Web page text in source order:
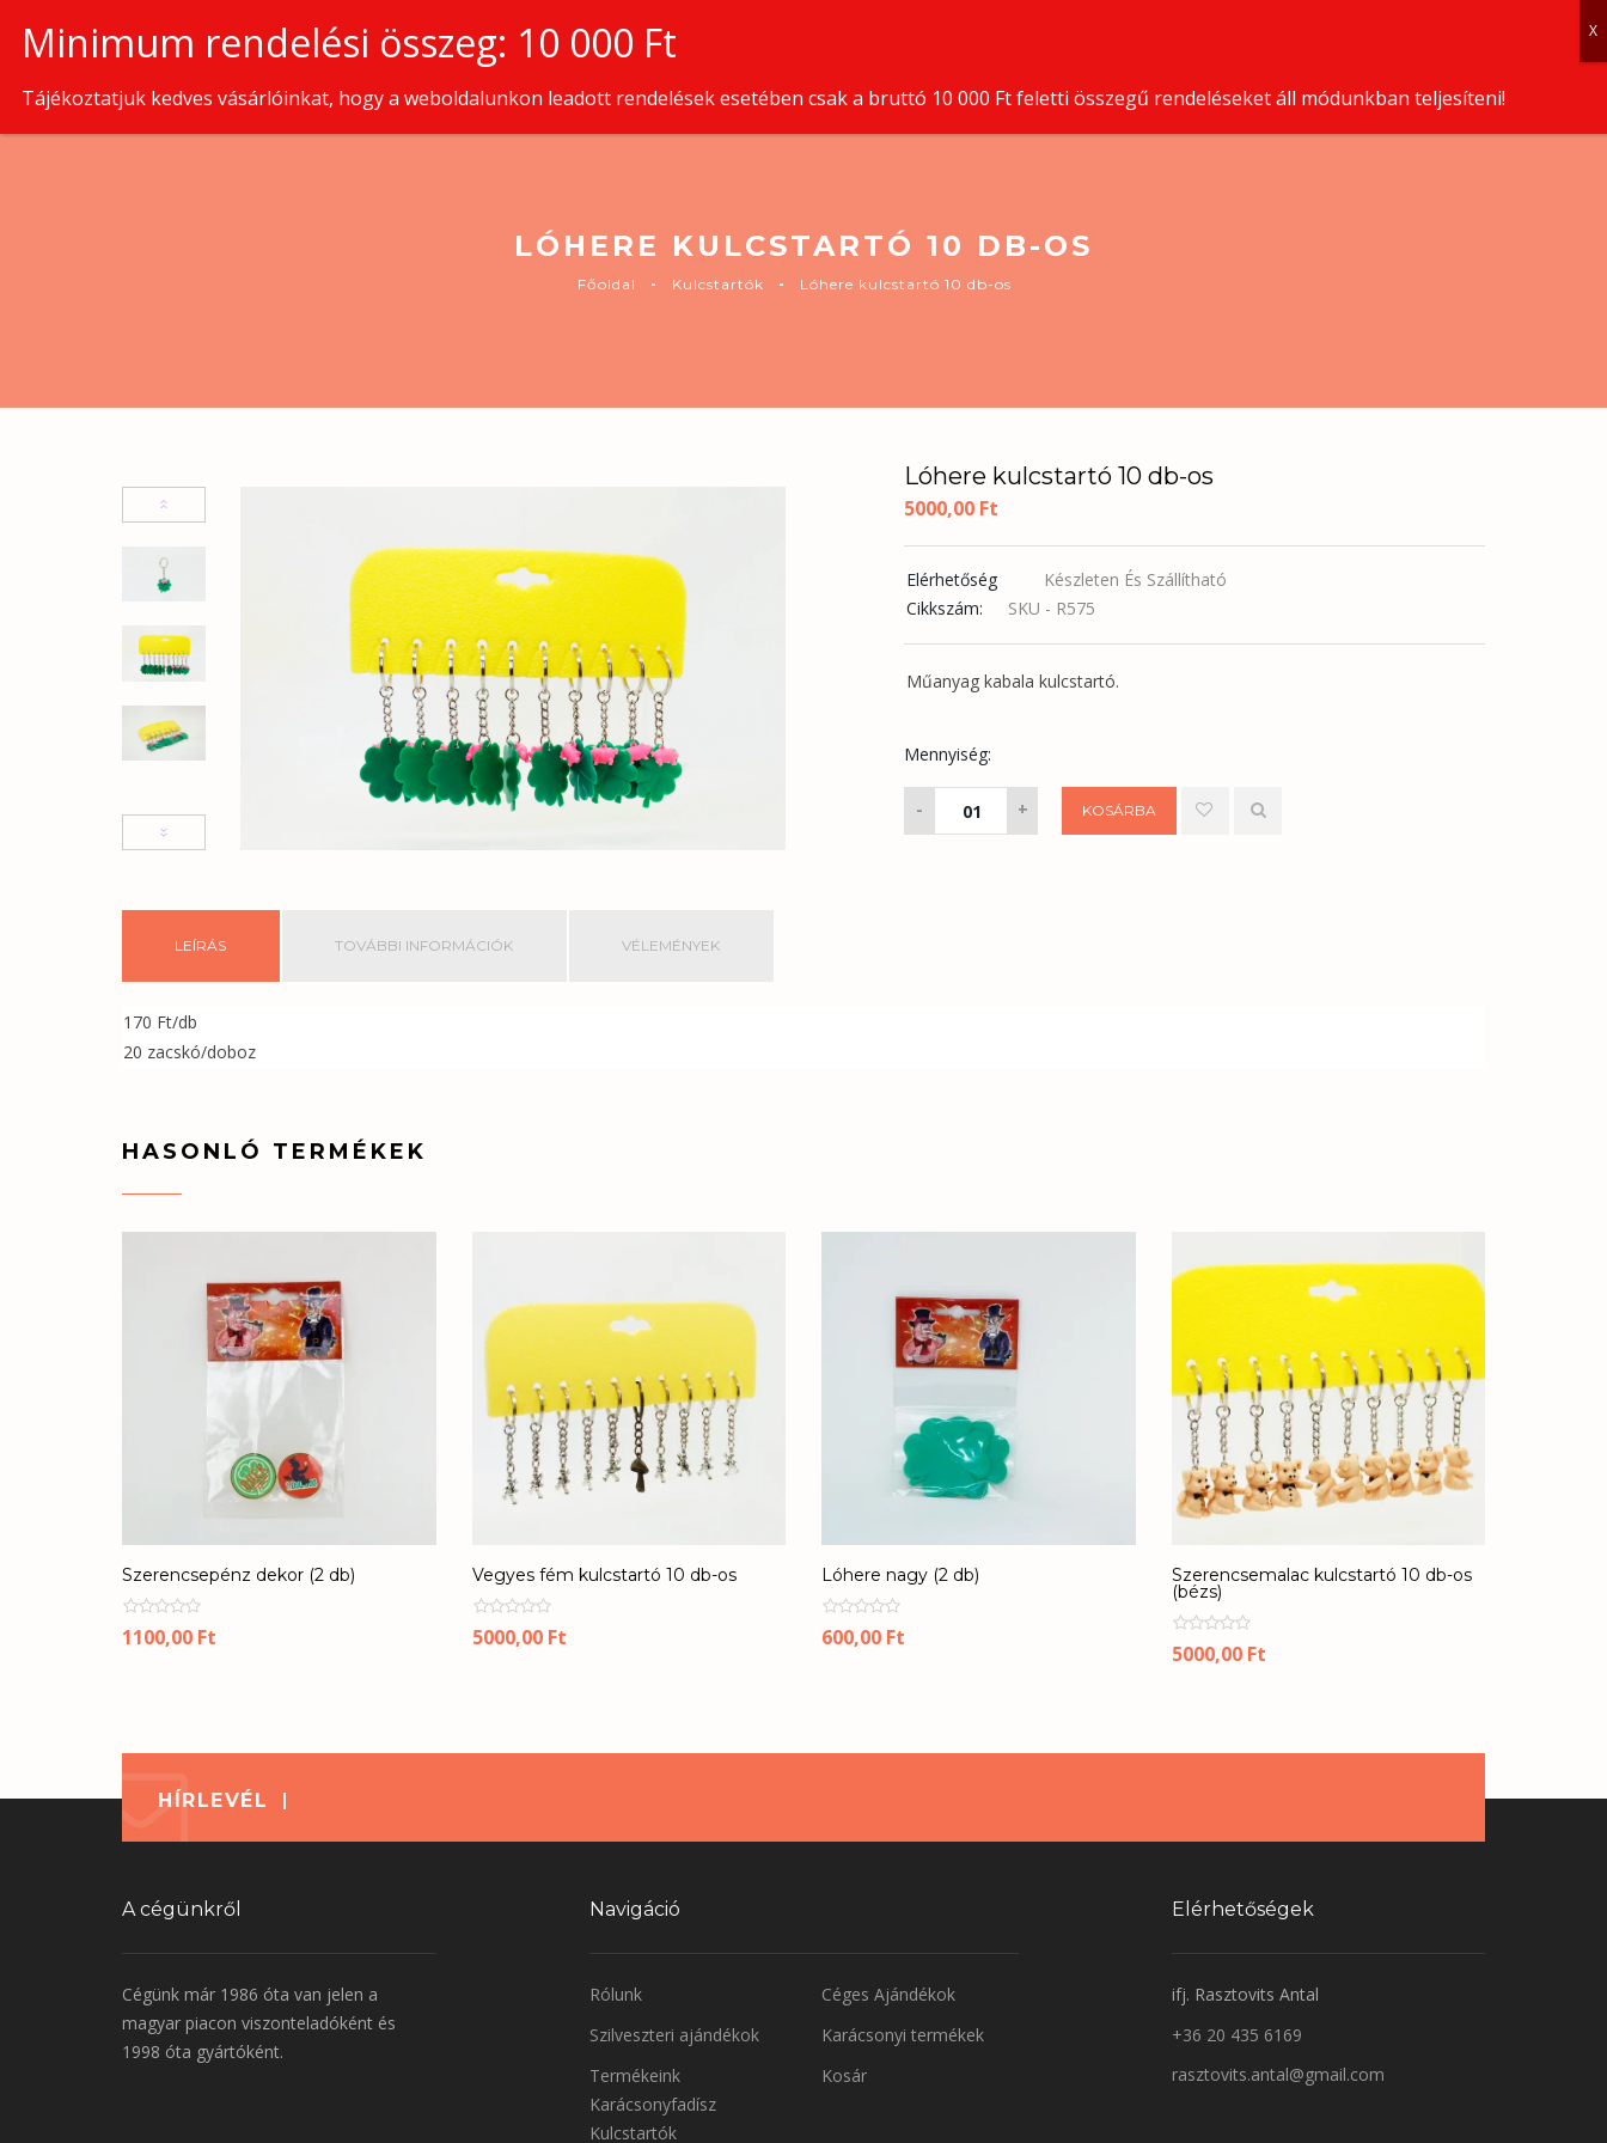
LÓHERE KULCSTARTÓ 10 DB-OS
Főoldal Kulcstartók Lóhere kulcstartó 10 db-os
Lóhere kulcstartó 10 db-os
5000,00 Ft
Elérhetőség
Készleten És Szállítható
Cikkszám:
SKU - R575
Műanyag kabala kulcstartó.
Mennyiség:
-
kulcstartó
+ KOSÁRBA
LEÍRÁS TOVÁBBI INFORMÁCIÓK VÉLEMÉNYEK
170 Ft/db
20 zacskó/doboz
HASONLÓ TERMÉKEK
Szerencsepénz dekor (2 db)
1100,00 Ft
Vegyes fém kulcstartó 10 db-os
5000,00 Ft
Lóhere nagy (2 db)
600,00 Ft
Szerencsemalac kulcstartó 10 db-os
(bézs)
5000,00 Ft
HÍRLEVÉL
A cégünkről
Cégünk már 1986 óta van jelen a
magyar piacon viszonteladóként és
1998 óta gyártóként.
Navigáció
Rólunk
Céges Ajándékok
Szilveszteri ajándékok
Karácsonyi termékek
Termékeink
Karácsonyfadísz
Kulcstartók
Kosár
Elérhetőségek
ifj. Rasztovits Antal
+36 20 435 6169
rasztovits.antal@gmail.com
Tájékoztatjuk kedves vásárlóinkat, hogy a weboldalunkon leadott rendelések esetében csak a bruttó 10 000 Ft feletti összegű rendeléseket áll módunkban teljesíteni!